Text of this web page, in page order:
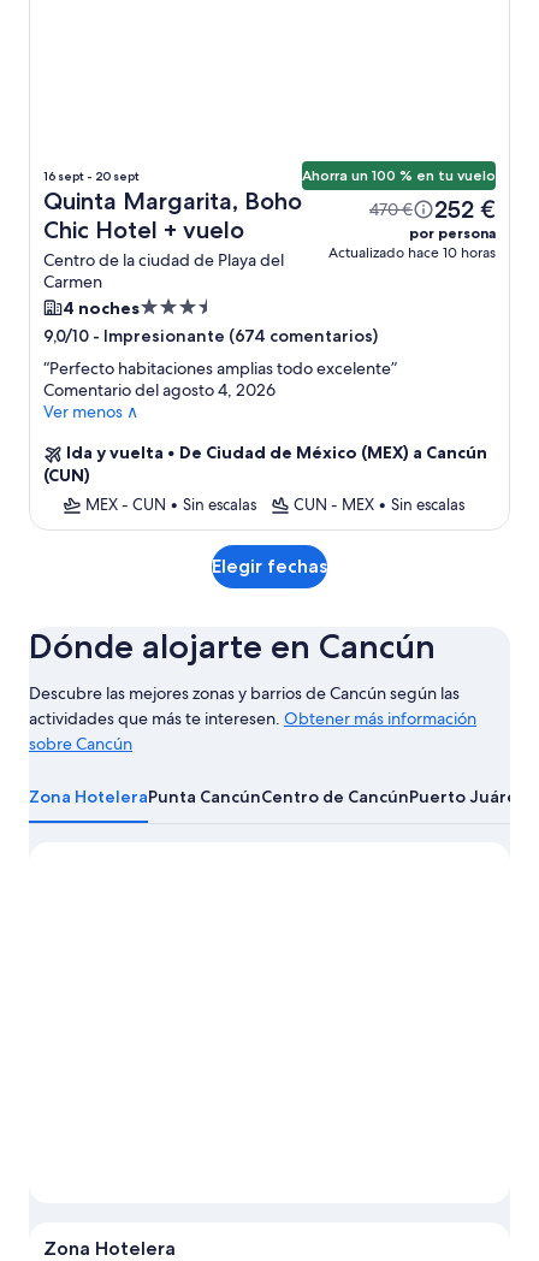
16 sept - 20 sept
Quinta Margarita, Boho
Chic Hotel + vuelo
Centro de la ciudad de Playa del
Carmen
Ahorra un 100 % en tu vuelo
470 € 252 €
por persona
Actualizado hace 10 horas
4 nochesAlojamiento
de
3.5 estrellas
9,0/10 - Impresionante (674 comentarios)
“Perfecto habitaciones amplias todo excelente”
Comentario del agosto 4, 2026
Ver menos ∧
Ida y vuelta • De Ciudad de México (MEX) a Cancún
(CUN)
MEX - CUN • Sin escalas CUN - MEX • Sin escalas
Elegir fechas
Dónde alojarte en Cancún
Descubre las mejores zonas y barrios de Cancún según las
actividades que más te interesen. Obtener más información
sobre Cancún
más
información
sobre
Zona HoteleraPunta CancúnCentro de CancúnPuerto Juárez
Zona Hotelera